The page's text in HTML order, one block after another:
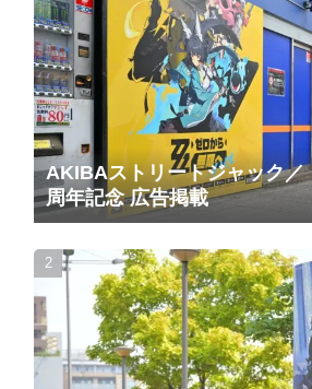
AKIBAストリートジャック／
周年記念 広告掲載